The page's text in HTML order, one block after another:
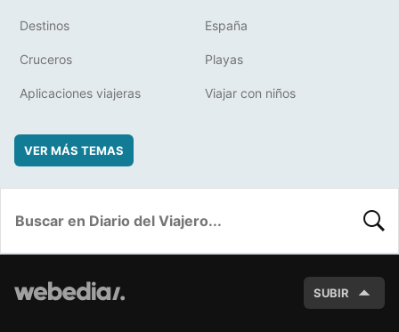
Destinos España
Cruceros Playas
Aplicaciones viajeras Viajar con niños
VER MÁS TEMAS
SUBIR